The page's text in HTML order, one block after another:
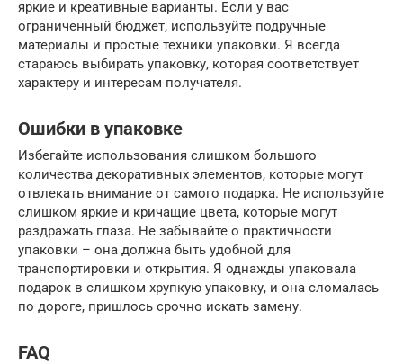
яркие и креативные варианты. Если у вас
ограниченный бюджет, используйте подручные
материалы и простые техники упаковки. Я всегда
стараюсь выбирать упаковку, которая соответствует
характеру и интересам получателя.
Ошибки в упаковке
Избегайте использования слишком большого
количества декоративных элементов, которые могут
отвлекать внимание от самого подарка. Не используйте
слишком яркие и кричащие цвета, которые могут
раздражать глаза. Не забывайте о практичности
упаковки – она должна быть удобной для
транспортировки и открытия. Я однажды упаковала
подарок в слишком хрупкую упаковку, и она сломалась
по дороге, пришлось срочно искать замену.
FAQ